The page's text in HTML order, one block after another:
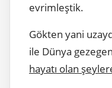
evrimleştik.
Gökten yani
ile Dünya
hayatı olan